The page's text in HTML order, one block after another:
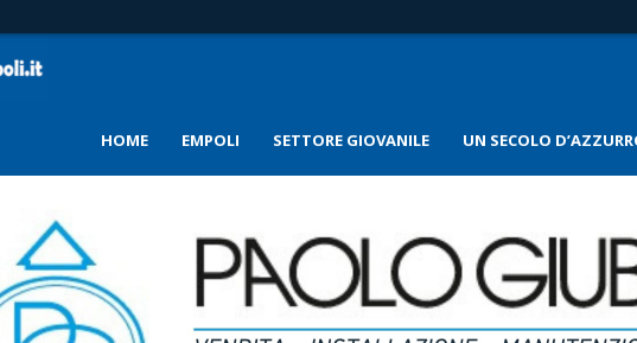
HOME EMPOLI SETTORE GIOVANILE UN SECOLO